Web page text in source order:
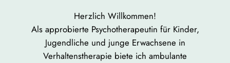
Herzlich Willkommen!
Als approbierte Psychotherapeutin für Kinder,
Jugendliche und junge Erwachsene in
Verhaltenstherapie biete ich ambulante